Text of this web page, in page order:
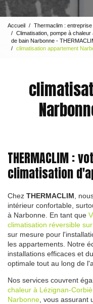
Accueil
Thermaclim :
Climatisation, pompe à
de bain Narbonne -
climatisation appartement
THERMACLIM :
climatisation
Chez THERMACLIM ,
intérieur confortable,
à Narbonne. En tant que
climatisation réversible
sur mesure pour
les appartements. Notre
installations efficaces et
optimale tout au long de
Nos services couvrent
chaleur à Lézignan-
Narbonne , vous